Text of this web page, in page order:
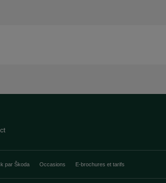
par Škoda Occasions E-brochures et tarifs